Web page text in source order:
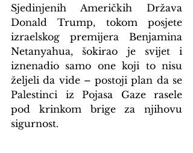
Sjedinjenih Američkih Država
Donald Trump, tokom posjete
izraelskog premijera Benjamina
Netanyahua, šokirao je svijet i
iznenadio samo one koji to nisu
željeli da vide – postoji plan da se
Palestinci iz Pojasa Gaze rasele
pod krinkom brige za njihovu
sigurnost.